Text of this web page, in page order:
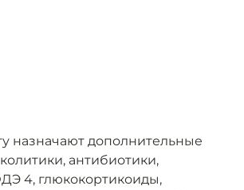
назначают дополнительные
антибиотики,
4, глюкокортикоиды,